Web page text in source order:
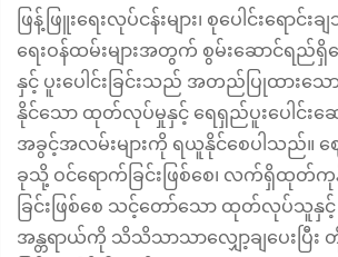
ဖြန့်ဖြူးရေးလုပ်ငန်းများ၊ စုပေါင်းရောင်
ရေးဝန်ထမ်းများအတွက် စွမ်းဆောင်ရ
နှင့် ပူးပေါင်းခြင်းသည် အတည်ပြုထားသေ
နိုင်သော ထုတ်လုပ်မှုနှင့် ရေရှည်ပူးပေါင်းဆ
အခွင့်အလမ်းများကို ရယူနိုင်စေပါသည်
ခုသို့ ဝင်ရောက်ခြင်းဖြစ်စေ၊ လက်ရှိထုတ်
ခြင်းဖြစ်စေ သင့်တော်သော ထုတ်လုပ်သူနှင့်
အန္တရာယ်ကို သိသိသာသာလျှော့ချပေးပြီ